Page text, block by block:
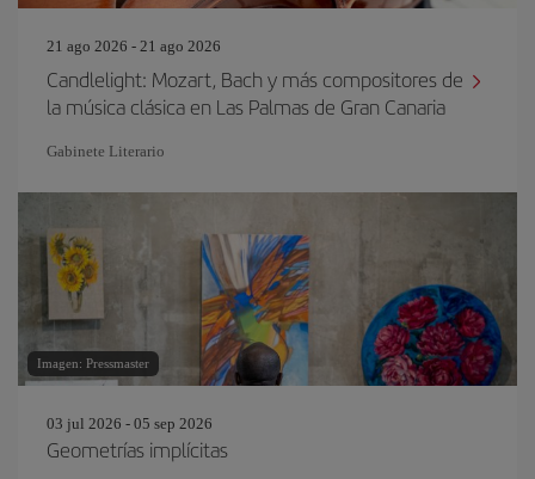
21 ago 2026 - 21 ago 2026
Candlelight: Mozart, Bach y más compositores de
la música clásica en Las Palmas de Gran Canaria
Gabinete Literario
Imagen: Pressmaster
03 jul 2026 - 05 sep 2026
Geometrías implícitas